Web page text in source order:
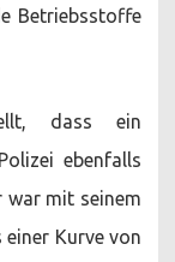
Betriebsstoffe
dass ein
ebenfalls
war mit seinem
Kurve von